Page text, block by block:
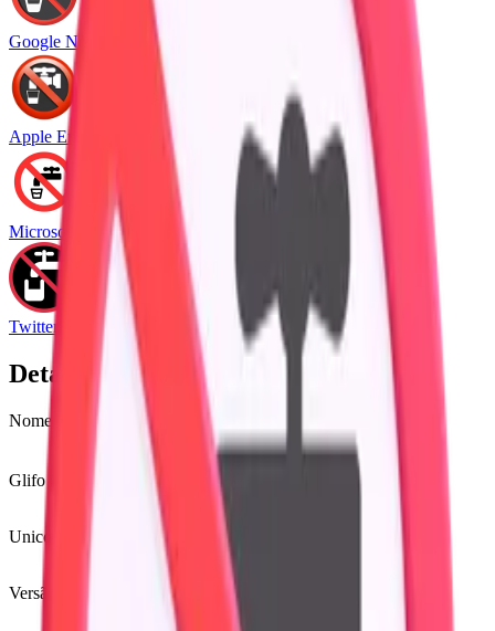
Google Noto Emoji
Apple Emoji
Microsoft Emoji
Twitter Emoji
Detalhes
Nome
água não potável
non-potable water
Glifo
Unicode
Versão Unicode
(2010)